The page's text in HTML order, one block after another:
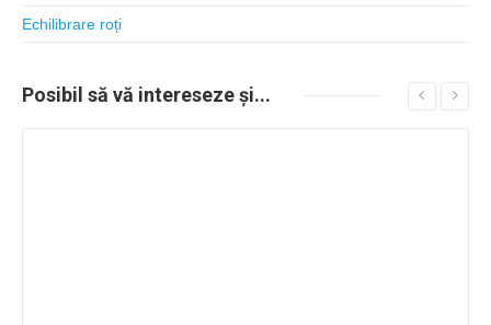
Echilibrare roți
Posibil să vă interesezeși...